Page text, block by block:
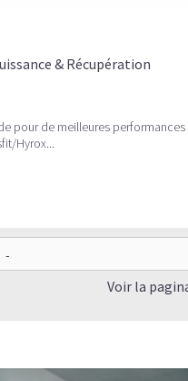
& Récupération
pour de meilleures performances
Hyrox...
Voir la